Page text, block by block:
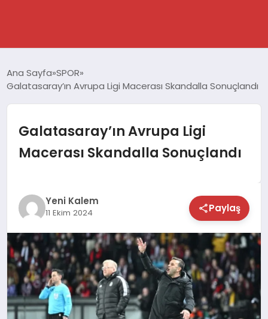
DÜNYA
EKONOMİ
TEKNOLOJİ
SAĞLIK
MAGAZİN
EĞİTİM
Ana Sayfa SPOR
Galatasaray’ın Avrupa Ligi Macerası Skandalla Sonuçlandı
Galatasaray’ın Avrupa Ligi
Macerası Skandalla Sonuçlandı
Yeni Kalem
11 Ekim 2024 Paylaş